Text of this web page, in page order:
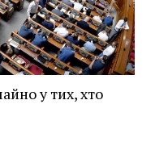
у тих, хто